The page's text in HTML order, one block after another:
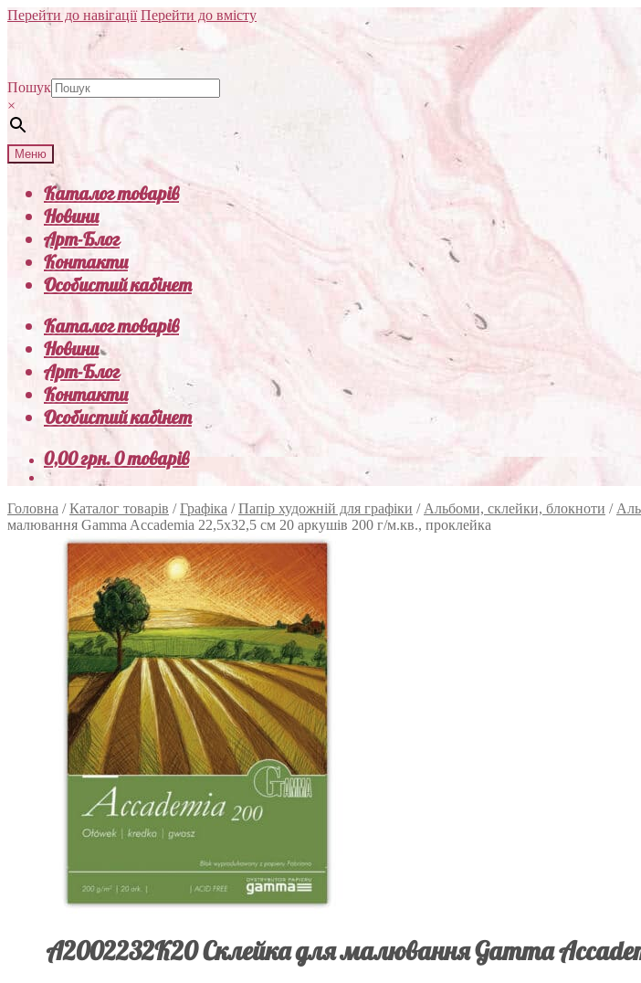
Перейти до навігації Перейти до вмісту
Пошук
×
Меню
Каталог товарів
Новини
Арт-Блог
Контакти
Особистий кабінет
Каталог товарів
Новини
Арт-Блог
Контакти
Особистий кабінет
0,00грн.0 товарів
Головна /Каталог товарів /Графіка /Папір художній для графіки / Альбоми, склейки, блокноти /
малювання Gamma Accademia 22,5х32,5 см 20 аркушів 200 г/м.кв., проклейка
А2002232К20 Склейка для малювання Gamma